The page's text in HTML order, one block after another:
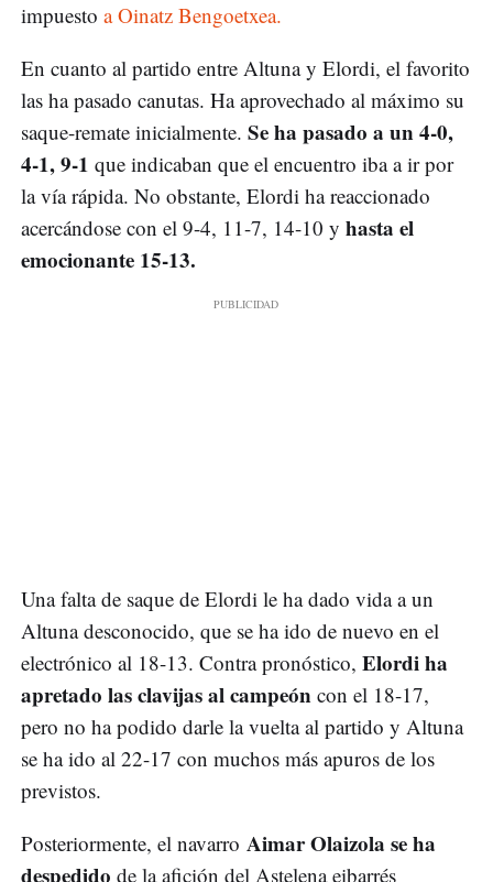
impuesto a Oinatz Bengoetxea.
En cuanto al partido entre Altuna y Elordi, el favorito
las ha pasado canutas. Ha aprovechado al máximo su
saque-remate inicialmente. Se ha pasado a un 4-0,
4-1, 9-1 que indicaban que el encuentro iba a ir por
la vía rápida. No obstante, Elordi ha reaccionado
acercándose con el 9-4, 11-7, 14-10 y hasta el
emocionante 15-13.
Una falta de saque de Elordi le ha dado vida a un
Altuna desconocido, que se ha ido de nuevo en el
electrónico al 18-13. Contra pronóstico, Elordi ha
apretado las clavijas al campeón con el 18-17,
pero no ha podido darle la vuelta al partido y Altuna
se ha ido al 22-17 con muchos más apuros de los
previstos.
Posteriormente, el navarro Aimar Olaizola se ha
despedido de la afición del Astelena eibarrés